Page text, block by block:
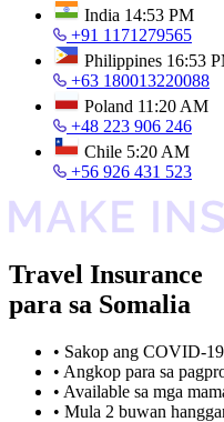
India 14:53 PM
+91 1171279565
Philippines 16:53
+63 180013220088
Poland 11:20 AM
+48 223 906 246
Chile 5:20 AM
+56 926 431 523
Travel Insurance
para sa Somalia
• Sakop ang COVID-19
• Angkop para sa
• Available sa mga
• Mula 2 buwan